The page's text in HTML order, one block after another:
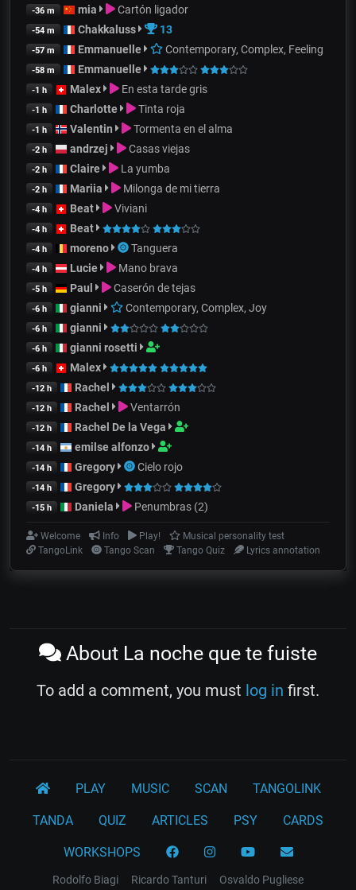
-36 m mia Cartón ligador
-54 m Chakkaluss 13
-57 m Emmanuelle Contemporary, Complex, Feeling
-58 m Emmanuelle
-1 h Malex En esta tarde gris
-1 h Charlotte Tinta roja
-1 h Valentin Tormenta en el alma
-2 h andrzej Casas viejas
-2 h Claire La yumba
-2 h Mariia Milonga de mi tierra
-4 h Beat Viviani
-4 h Beat
-4 h moreno Tanguera
-4 h Lucie Mano brava
-5 h Paul Caserón de tejas
-6 h gianni Contemporary, Complex, Joy
-6 h gianni
-6 h gianni rosetti
-6 h Malex
-12 h Rachel
-12 h Rachel Ventarrón
-12 h Rachel De la Vega
-14 h emilse alfonzo
-14 h Gregory Cielo rojo
-14 h Gregory
-15 h Daniela Penumbras (2)
Welcome Info Play!
Musical personality test
TangoLink
Tango Scan Tango Quiz Lyrics annotation
About La noche que te fuiste
To add a comment, you must log in first.
PLAY MUSIC SCAN TANGOLINK
TANDA QUIZ ARTICLES PSY CARDS
WORKSHOPS
Rodolfo Biagi Ricardo Tanturi Osvaldo Pugliese